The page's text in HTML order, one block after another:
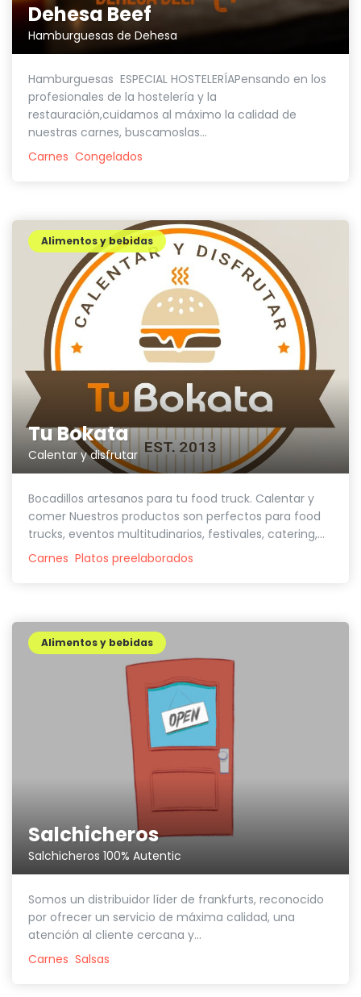
Dehesa Beef
Hamburguesas de Dehesa
Hamburguesas ESPECIAL HOSTELERÍAPensando en los
profesionales de la hostelería y la
restauración,cuidamos al máximo la calidad de
nuestras carnes, buscamoslas...
Carnes Congelados
Tu Bokata
Calentar y disfrutar
Alimentos y bebidas
Bocadillos artesanos para tu food truck. Calentar y
comer Nuestros productos son perfectos para food
trucks, eventos multitudinarios, festivales, catering,...
Carnes Platos preelaborados
Salchicheros
Salchicheros 100% Autentic
Alimentos y bebidas
Somos un distribuidor líder de frankfurts, reconocido
por ofrecer un servicio de máxima calidad, una
atención al cliente cercana y...
Carnes Salsas